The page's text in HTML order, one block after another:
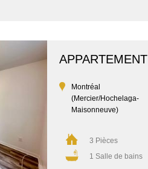
APPARTEMENT
Montréal
(Mercier/Hochelaga-
Maisonneuve)
3 Pièces
1 Salle de bains